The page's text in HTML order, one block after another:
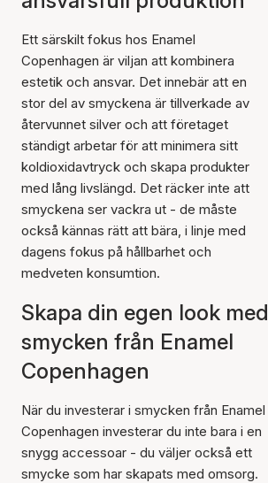
Ett särskilt fokus hos Enamel
Copenhagen är viljan att kombinera
estetik och ansvar. Det innebär att en
stor del av smyckena är tillverkade av
återvunnet silver och att företaget
ständigt arbetar för att minimera sitt
koldioxidavtryck och skapa produkter
med lång livslängd. Det räcker inte att
smyckena ser vackra ut - de måste
också kännas rätt att bära, i linje med
dagens fokus på hållbarhet och
medveten konsumtion.
Skapa din egen look med
smycken från Enamel
Copenhagen
När du investerar i smycken från Enamel
Copenhagen investerar du inte bara i en
snygg accessoar - du väljer också ett
smycke som har skapats med omsorg.